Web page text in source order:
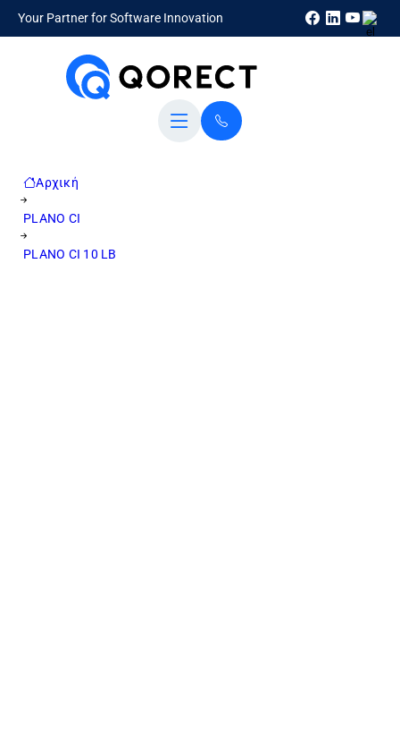
Your Partner for Software Innovation
Αρχική
PLANO CI
PLANO CI 10 LB